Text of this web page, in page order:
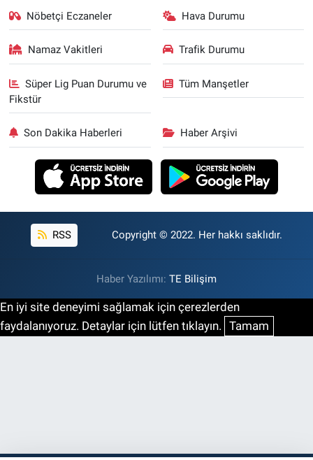
Nöbetçi Eczaneler Hava Durumu
Namaz Vakitleri Trafik Durumu
Süper Lig Puan Durumu ve
Fikstür
Tüm Manşetler
Son Dakika Haberleri Haber Arşivi
RSS Copyright © 2022. Her hakkı saklıdır.
Haber Yazılımı: TE Bilişim
En iyi site deneyimi sağlamak için çerezlerden
faydalanıyoruz. Detaylar için lütfen tıklayın. Tamam